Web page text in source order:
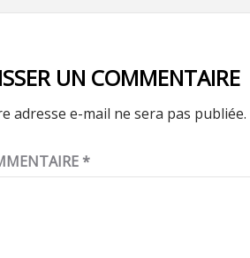
UN COMMENTAIRE
adresse e-mail ne sera pas publiée.
*